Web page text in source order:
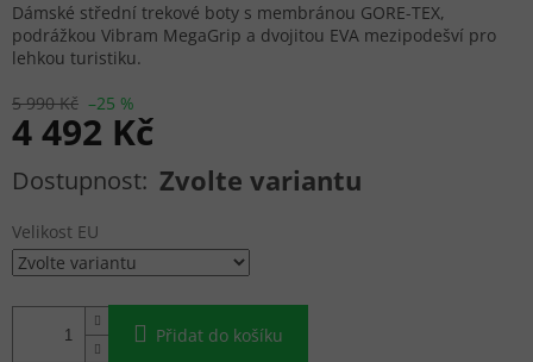
5 990 Kč –25 %
4 492 Kč
Měrná cena: Zvolte variantu
Velikost EU
Přidat do košíku
Dámské střední trekové boty s membránou GORE-TEX,
podrážkou Vibram MegaGrip a dvojitou EVA mezipodešví pro
lehkou turistiku.